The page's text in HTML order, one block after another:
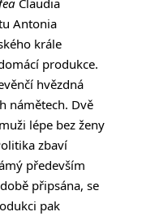
Antonia
krále
produkce.
hvězdná
námětech. Dvě
lépe bez ženy
zbaví
především
připsána, se
pak